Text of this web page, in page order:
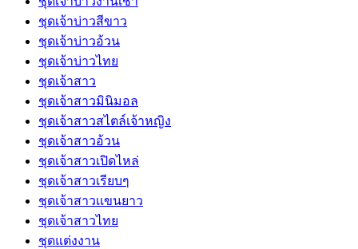
ชุดเจ้าบ่าวสีขาว
ชุดเจ้าบ่าวอ้วน
ชุดเจ้าบ่าวไทย
ชุดเจ้าสาว
ชุดเจ้าสาวมินิมอล
ชุดเจ้าสาวสไตล์เจ้าหญิง
ชุดเจ้าสาวอ้วน
ชุดเจ้าสาวเปิดไหล่
ชุดเจ้าสาวเรียบๆ
ชุดเจ้าสาวเเขนยาว
ชุดเจ้าสาวไทย
ชุดแต่งงาน